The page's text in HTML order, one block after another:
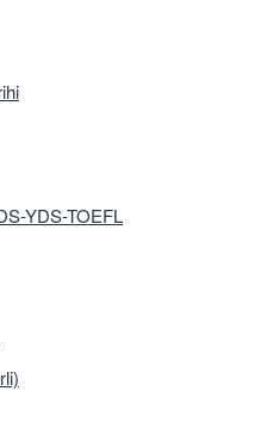
YDS-TOEFL